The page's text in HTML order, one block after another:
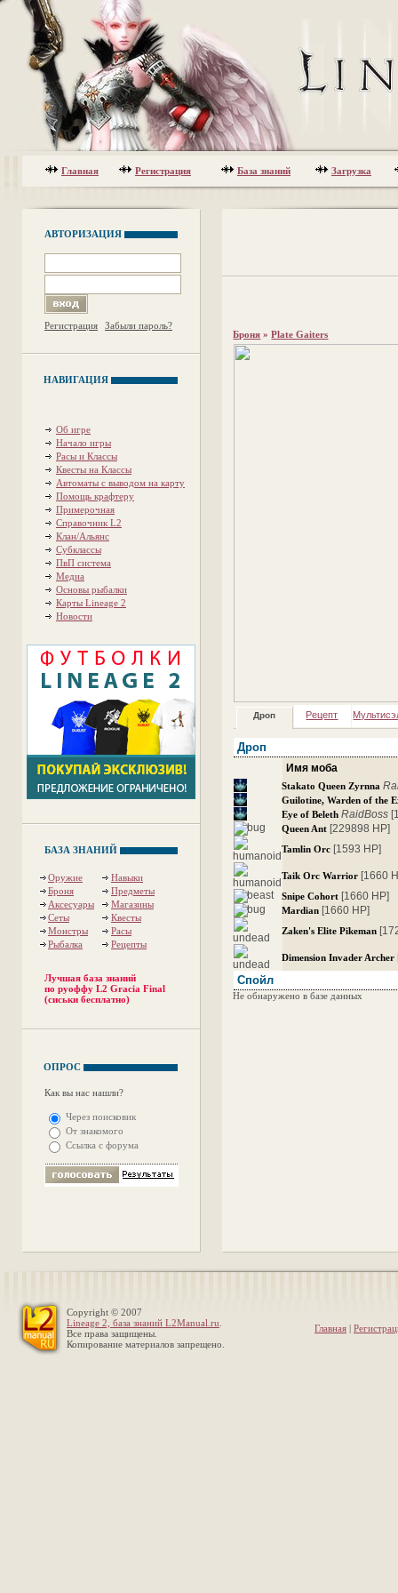
Главная Регистрация База знаний Загрузка
АВТОРИЗАЦИЯ
Регистрация Забыли пароль?
НАВИГАЦИЯ
Об игре
Начало игры
Расы и Классы
Квесты на Классы
Автоматы с выводом на карту
Помощь крафтеру
Примерочная
Справочник L2
Клан/Альянс
Субклассы
ПвП система
Медиа
Основы рыбалки
Карты Lineage 2
Новости
БАЗА ЗНАНИЙ
Оружие
Навыки
Броня
Предметы
Аксесуары
Магазины
Сеты
Квесты
Монстры
Расы
Рыбалка
Рецепты
Лучшая база знаний
по руоффу L2 Gracia Final
(сиськи бесплатно)
ОПРОС
Как вы нас нашли?
Через поисковик
От знакомого
Ссылка с форума
Броня »Plate Gaiters
Дроп Рецепт
Дроп
Имя моба
Stakato Queen Zyrnna
Guilotine, Warden of the
Eye of Beleth RaidBoss
Queen Ant [229898 HP]
Tamlin Orc [1593 HP]
Taik Orc Warrior [1660
Snipe Cohort [1660 HP]
Mardian [1660 HP]
Zaken's Elite Pikeman
Dimension Invader Archer
Спойл
Не обнаружено в базе данных
Copyright © 2007
Lineage 2, база знаний L2Manual.ru
Все права защищены.
Копирование материалов запрещено.
Главная |